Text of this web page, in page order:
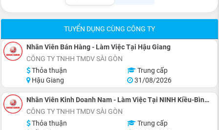
TUYỂN DỤNG CÙNG CÔNG TY
Nhân Viên Bán Hàng - Làm Việc Tại Hậu Giang
CÔNG TY TNHH TMDV SÀI GÒN
Thỏa thuận
Trung cấp
Hậu Giang
31/08/2026
Nhân Viên Kinh Doanh Nam - Làm Việc Tại NINH Kiều-Bình Thủy
CÔNG TY TNHH TMDV SÀI GÒN
Thỏa thuận
Trung cấp